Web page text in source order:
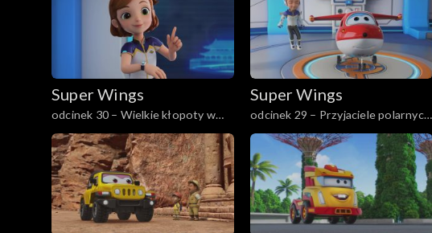
Super Wings
odcinek 30 – Wielkie kłopoty w
małym mieście
Super Wings
odcinek 29 – Przyjaciele polarnych
lisów